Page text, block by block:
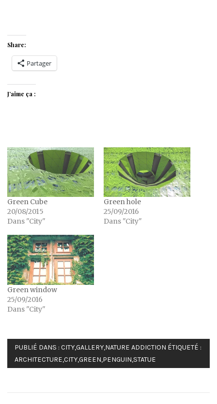
Share:
Partager
J’aime ça :
Green Cube
20/08/2015
Dans "City"
Green hole
25/09/2016
Dans "City"
Green window
25/09/2016
Dans "City"
PUBLIÉ DANS : CITY,GALLERY,NATURE ADDICTION ÉTIQUETÉ :
ARCHITECTURE,CITY,GREEN,PENGUIN,STATUE